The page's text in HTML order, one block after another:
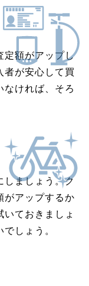
定額がアップし
者が安心して買
なければ、そろ
しましょう。ク
がアップするか
いておきましょ
しょう。